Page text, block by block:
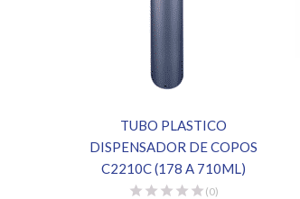
TUBO PLASTICO
DISPENSADOR DE COPOS
C2210C (178 A 710ML)
(0)